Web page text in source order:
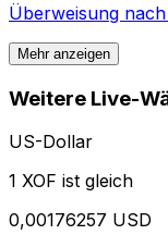
Überweisung nach
Mehr anzeigen
Weitere Live-
US-Dollar
1 XOF ist gleich
0,00176257 USD